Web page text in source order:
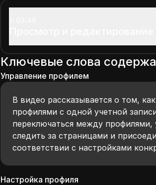
Ключевые слова
Управление профилем
В видео рассказывается о том,
профилями с одной учетной
переключаться между профилями,
следить за страницами и
соответствии с настройками
Настройка профиля